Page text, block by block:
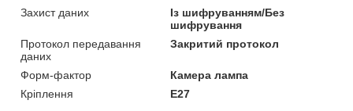
Захист даних
Із шифруванням/Без
шифрування
Протокол передавання
даних
Закритий протокол
Форм-фактор
Камера лампа
Кріплення
Е27